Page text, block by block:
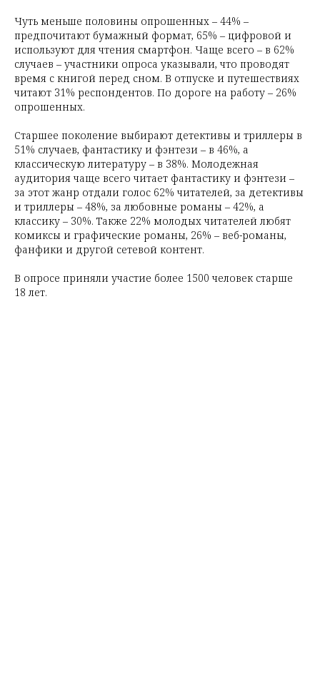
Чуть меньше половины опрошенных – 44% –
предпочитают бумажный формат, 65% – цифровой и
используют для чтения смартфон. Чаще всего – в 62%
случаев – участники опроса указывали, что проводят
время с книгой перед сном. В отпуске и путешествиях
читают 31% респондентов. По дороге на работу – 26%
опрошенных.
Старшее поколение выбирают детективы и триллеры в
51% случаев, фантастику и фэнтези – в 46%, а
классическую литературу – в 38%. Молодежная
аудитория чаще всего читает фантастику и фэнтези –
за этот жанр отдали голос 62% читателей, за детективы
и триллеры – 48%, за любовные романы – 42%, а
классику – 30%. Также 22% молодых читателей любят
комиксы и графические романы, 26% – веб-романы,
фанфики и другой сетевой контент.
В опросе приняли участие более 1500 человек старше
18 лет.